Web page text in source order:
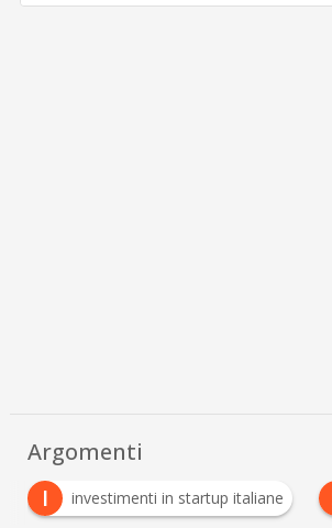
Argomenti
I
investimenti in startup italiane S